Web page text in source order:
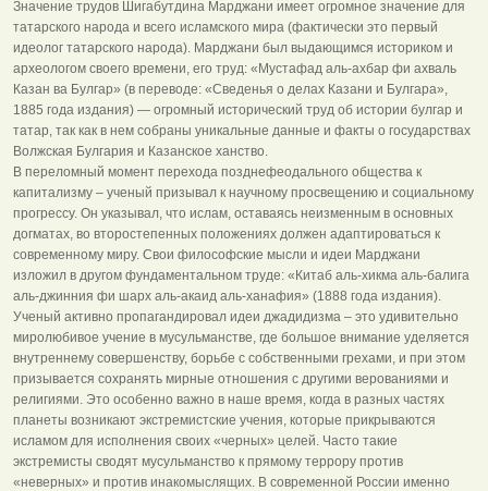
Значение трудов Шигабутдина Марджани имеет огромное значение для
татарского народа и всего исламского мира (фактически это первый
идеолог татарского народа). Марджани был выдающимся историком и
археологом своего времени, его труд: «Мустафад аль-ахбар фи ахваль
Казан ва Булгар» (в переводе: «Сведенья о делах Казани и Булгара»,
1885 года издания) — огромный исторический труд об истории булгар и
татар, так как в нем собраны уникальные данные и факты о государствах
Волжская Булгария и Казанское ханство.
В переломный момент перехода позднефеодального общества к
капитализму – ученый призывал к научному просвещению и социальному
прогрессу. Он указывал, что ислам, оставаясь неизменным в основных
догматах, во второстепенных положениях должен адаптироваться к
современному миру. Свои философские мысли и идеи Марджани
изложил в другом фундаментальном труде: «Китаб аль-хикма аль-балига
аль-джинния фи шарх аль-акаид аль-ханафия» (1888 года издания).
Ученый активно пропагандировал идеи джадидизма – это удивительно
миролюбивое учение в мусульманстве, где большое внимание уделяется
внутреннему совершенству, борьбе с собственными грехами, и при этом
призывается сохранять мирные отношения с другими верованиями и
религиями. Это особенно важно в наше время, когда в разных частях
планеты возникают экстремистские учения, которые прикрываются
исламом для исполнения своих «черных» целей. Часто такие
экстремисты сводят мусульманство к прямому террору против
«неверных» и против инакомыслящих. В современной России именно